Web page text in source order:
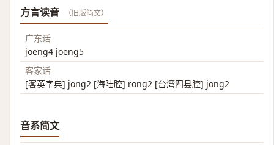
方言读音 （旧版简文）
广东话
joeng4 joeng5
客家话
[客英字典] jong2 [海陆腔] rong2 [台湾四县腔] jong2
音系简文